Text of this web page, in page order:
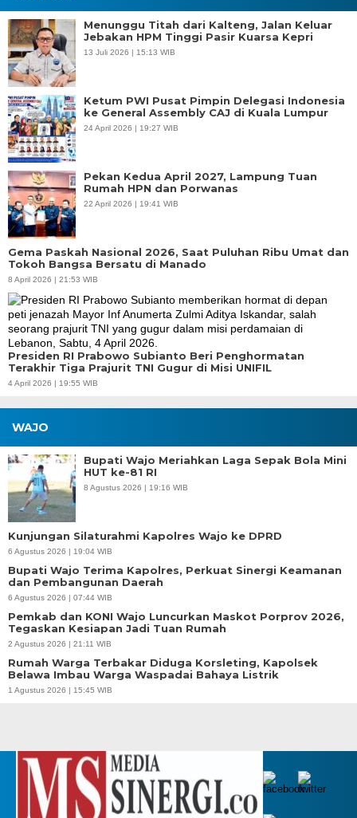
Menunggu Titah dari Kalteng, Jalan Keluar
Jebakan HPM Tinggi Pasir Kuarsa Kepri
13 Juli 2026 | 15:13 WIB
Ketum PWI Pusat Pimpin Delegasi Indonesia
ke General Assembly CAJ di Kuala Lumpur
24 April 2026 | 19:27 WIB
Pekan Kedua April 2027, Lampung Tuan
Rumah HPN dan Porwanas
22 April 2026 | 19:41 WIB
Gema Paskah Nasional 2026, Saat Puluhan Ribu Umat dan
Tokoh Bangsa Bersatu di Manado
8 April 2026 | 21:53 WIB
Presiden RI Prabowo Subianto Beri Penghormatan
Terakhir Tiga Prajurit TNI Gugur di Misi UNIFIL
4 April 2026 | 19:55 WIB
WAJO
Bupati Wajo Meriahkan Laga Sepak Bola Mini
HUT ke-81 RI
8 Agustus 2026 | 19:16 WIB
Kunjungan Silaturahmi Kapolres Wajo ke DPRD
6 Agustus 2026 | 19:04 WIB
Bupati Wajo Terima Kapolres, Perkuat Sinergi Keamanan
dan Pembangunan Daerah
6 Agustus 2026 | 07:44 WIB
Pemkab dan KONI Wajo Luncurkan Maskot Porprov 2026,
Tegaskan Kesiapan Jadi Tuan Rumah
2 Agustus 2026 | 21:11 WIB
Rumah Warga Terbakar Diduga Korsleting, Kapolsek
Belawa Imbau Warga Waspadai Bahaya Listrik
1 Agustus 2026 | 15:45 WIB